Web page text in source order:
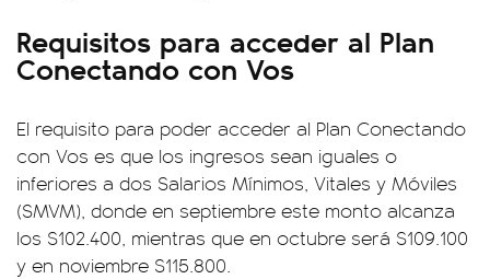
Requisitos para acceder al Plan
Conectando con Vos
El requisito para poder acceder al Plan Conectando
con Vos es que los ingresos sean iguales o
inferiores a dos Salarios Mínimos, Vitales y Móviles
(SMVM), donde en septiembre este monto alcanza
los $102.400, mientras que en octubre será $109.100
y en noviembre $115.800.